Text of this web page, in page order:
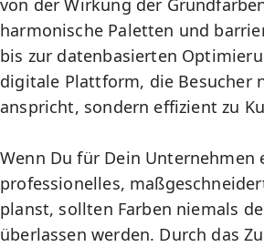
von der Wirkung der
harmonische Paletten und
bis zur datenbasierten
digitale Plattform, die Besucher
anspricht, sondern effizient zu
Wenn Du für Dein Unternehmen
professionelles,
planst, sollten Farben niemals
überlassen werden. Durch das